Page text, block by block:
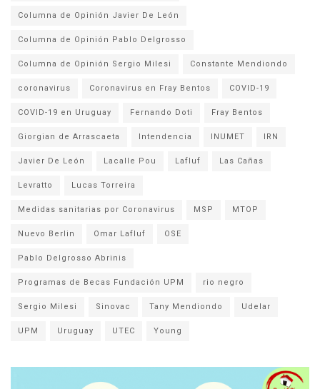
Columna de Opinión Javier De León
Columna de Opinión Pablo Delgrosso
Columna de Opinión Sergio Milesi Constante Mendiondo
coronavirus Coronavirus en Fray Bentos COVID-19
COVID-19 en Uruguay Fernando Doti Fray Bentos
Giorgian de Arrascaeta Intendencia INUMET IRN
Javier De León Lacalle Pou Lafluf Las Cañas
Levratto Lucas Torreira
Medidas sanitarias por Coronavirus MSP MTOP
Nuevo Berlin Omar Lafluf OSE
Pablo Delgrosso Abrinis
Programas de Becas Fundación UPM rio negro
Sergio Milesi Sinovac Tany Mendiondo Udelar
UPM Uruguay UTEC Young